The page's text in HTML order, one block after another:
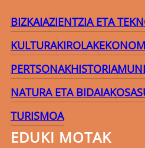
BIZKAIAZIENTZIA ETA
KULTURAKIROLAK
PERTSONAKHISTORIA
NATURA ETA BIDAIAK
TURISMOA
EDUKI MOTAK